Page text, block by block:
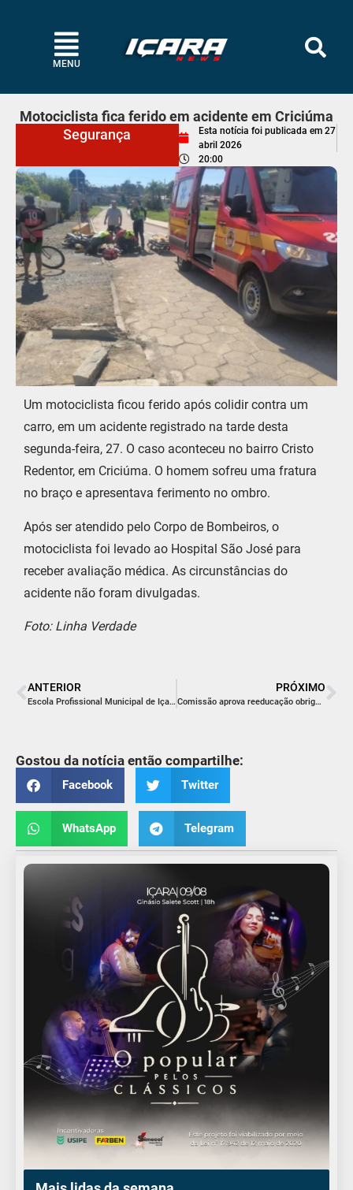
MENU
Motociclista fica ferido em acidente em Criciúma
Segurança
Esta notícia foi publicada em 27
abril 2026
20:00
Um motociclista ficou ferido após colidir contra um
carro, em um acidente registrado na tarde desta
segunda-feira, 27. O caso aconteceu no bairro Cristo
Redentor, em Criciúma. O homem sofreu uma fratura
no braço e apresentava ferimento no ombro.
Após ser atendido pelo Corpo de Bombeiros, o
motociclista foi levado ao Hospital São José para
receber avaliação médica. As circunstâncias do
acidente não foram divulgadas.
Foto: Linha Verdade
ANTERIOR
Escola Profissional Municipal de Içara inicia primeira turma de Informática Básica em parceria com o SENAI
PRÓXIMO
Comissão aprova reeducação obrigatória a agressores domésticos
Gostou da notícia então compartilhe:
Facebook Twitter
WhatsApp Telegram